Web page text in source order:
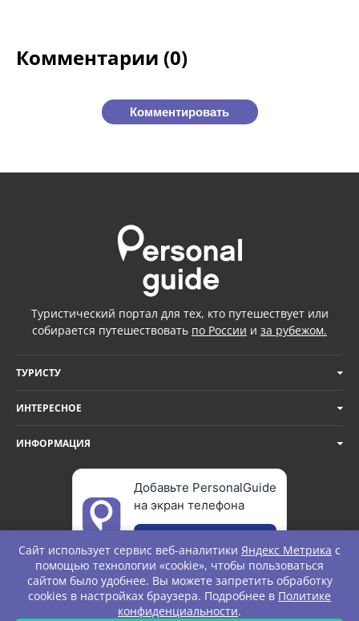
Комментарии (0)
Комментировать
Туристический портал для тех, кто путешествует или
собирается путешествовать по России и за рубежом.
ТУРИСТУ
ИНТЕРЕСНОЕ
ИНФОРМАЦИЯ
Добавьте PersonalGuide
на экран телефона
© Personal Guide. All rights Reserved.
Сайт использует сервис веб-аналитики Яндекс Метрика с
помощью технологии «cookie», чтобы пользоваться
сайтом было удобнее. Вы можете запретить обработку
cookies в настройках браузера. Подробнее в Политике
конфиденциальности.